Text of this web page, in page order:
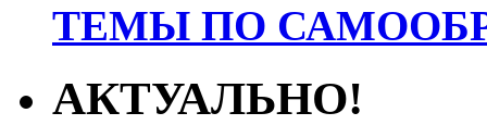
ТЕМЫ ПО
АКТУАЛЬНО!